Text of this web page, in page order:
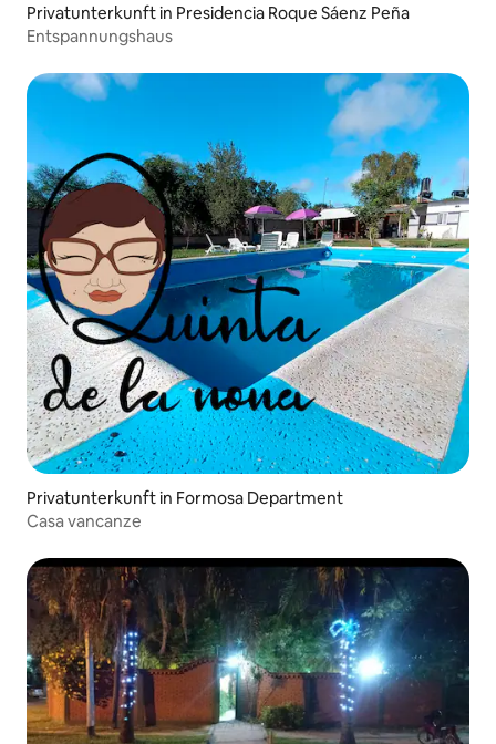
Privatunterkunft in Presidencia Roque Sáenz Peña
Entspannungshaus
Privatunterkunft in Formosa Department
Casa vancanze